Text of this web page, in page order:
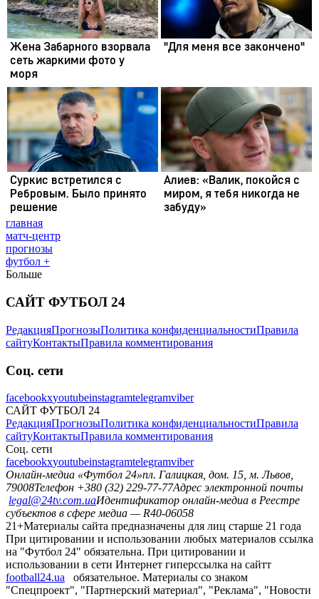
главная
матч-центр
прогнозы
футбол +
Больше
САЙТ ФУТБОЛ 24
РедакцияПрогнозыПолитика конфиденциальностиПравила
сайтуКонтактыПравила комментирования
Соц. сети
facebookxyoutubeinstagramtelegramviber
САЙТ ФУТБОЛ 24
РедакцияПрогнозыПолитика конфиденциальностиПравила
сайтуКонтактыПравила комментирования
Соц. сети
facebookxyoutubeinstagramtelegramviber
Онлайн-медиа «Футбол 24»пл. Галицкая, дом. 15, м. Львов,
79008Телефон +380 (32) 229-77-77Адрес электронной почты
legal@24tv.com.uaИдентификатор онлайн-медиа в Реестре
субъектов в сфере медиа — R40-06058
21+Материалы сайта предназначены для лиц старше 21 года
При цитировании и использовании любых материалов ссылка
на "Футбол 24" обязательна. При цитировании и
использовании в сети Интернет гиперссылка на сайтт
football24.ua
обязательное. Материалы со знаком
"Спецпроект", "Партнерский материал", "Реклама", "Новости